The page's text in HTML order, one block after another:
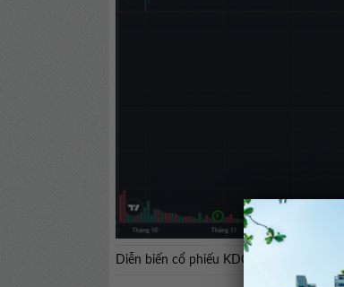
Diễn biến cổ phiếu KDC thời gian gần đây.